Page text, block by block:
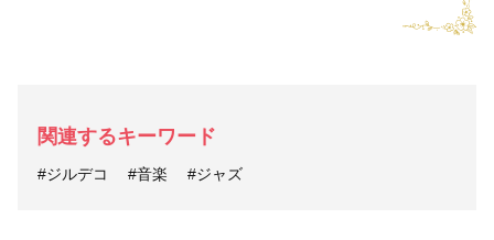
関連するキーワード
#ジルデコ #音楽 #ジャズ